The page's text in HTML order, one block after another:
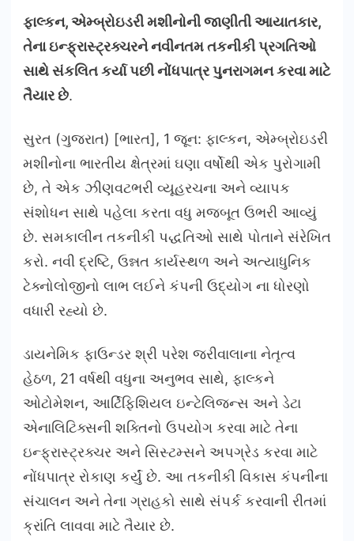
ફાલ્કન, એમ્બ્રોઇડરી મશીનોની જાણીતી આયાતકાર,
તેના ઇન્ફ્રાસ્ટ્રક્ચરને નવીનતમ તકનીકી પ્રગતિઓ
સાથે સંકલિત કર્યા પછી નોંધપાત્ર પુનરાગમન કરવા માટે
તૈયાર છે.
સુરત (ગુજરાત) [ભારત], 1 જૂન: ફાલ્કન, એમ્બ્રોઇડરી
મશીનોના ભારતીય ક્ષેત્રમાં ઘણા વર્ષોથી એક પુરોગામી
છે, તે એક ઝીણવટભરી વ્યૂહરચના અને વ્યાપક
સંશોધન સાથે પહેલા કરતા વધુ મજબૂત ઉભરી આવ્યું
છે. સમકાલીન તકનીકી પદ્ધતિઓ સાથે પોતાને સંરેખિત
કરો. નવી દ્રષ્ટિ, ઉન્નત કાર્યસ્થળ અને અત્યાધુનિક
ટેક્નોલોજીનો લાભ લઈને કંપની ઉદ્યોગ ના ધોરણો
વધારી રહ્યો છે.
ડાયનેમિક ફાઉન્ડર શ્રી પરેશ જરીવાલાના નેતૃત્વ
હેઠળ, 21 વર્ષથી વધુના અનુભવ સાથે, ફાલ્કને
ઓટોમેશન, આર્ટિફિશિયલ ઇન્ટેલિજન્સ અને ડેટા
એનાલિટિક્સની શક્તિનો ઉપયોગ કરવા માટે તેના
ઇન્ફ્રાસ્ટ્રક્ચર અને સિસ્ટમ્સને અપગ્રેડ કરવા માટે
નોંધપાત્ર રોકાણ કર્યું છે. આ તકનીકી વિકાસ કંપનીના
સંચાલન અને તેના ગ્રાહકો સાથે સંપર્ક કરવાની રીતમાં
ક્રાંતિ લાવવા માટે તૈયાર છે.